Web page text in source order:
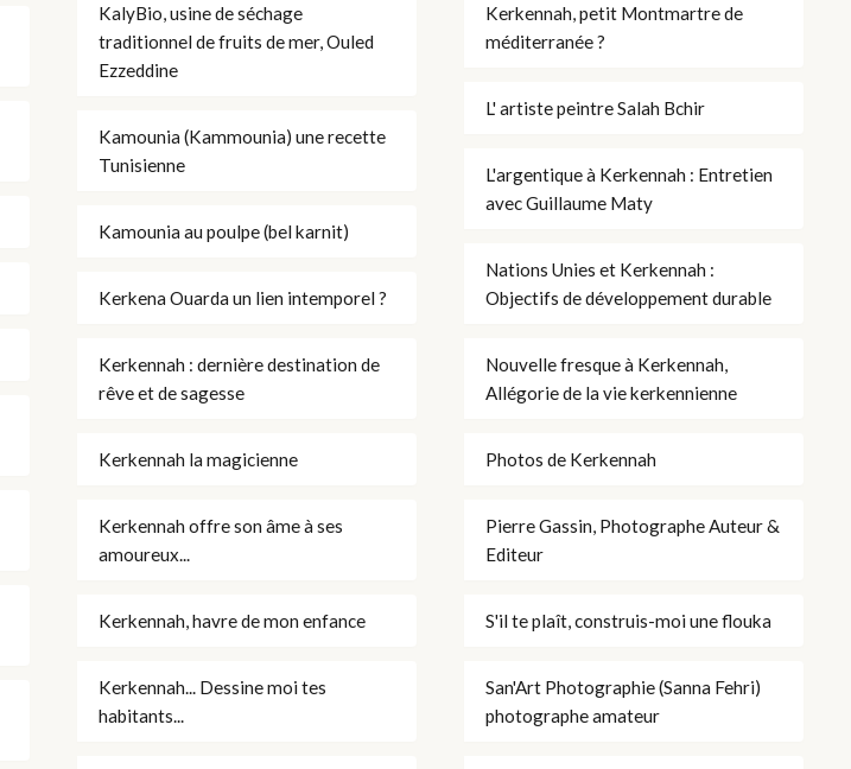
KalyBio, usine de séchage
traditionnel de fruits de mer, Ouled
Ezzeddine
Kamounia (Kammounia) une recette
Tunisienne
Kamounia au poulpe (bel karnit)
Kerkena Ouarda un lien intemporel ?
Kerkennah : dernière destination de
rêve et de sagesse
Kerkennah la magicienne
Kerkennah offre son âme à ses
amoureux...
Kerkennah, havre de mon enfance
Kerkennah... Dessine moi tes
habitants...
Kerkennah, petit Montmartre de
méditerranée ?
L' artiste peintre Salah Bchir
L'argentique à Kerkennah : Entretien
avec Guillaume Maty
Nations Unies et Kerkennah :
Objectifs de développement durable
Nouvelle fresque à Kerkennah,
Allégorie de la vie kerkennienne
Photos de Kerkennah
Pierre Gassin, Photographe Auteur &
Editeur
S'il te plaît, construis-moi une flouka
San'Art Photographie (Sanna Fehri)
photographe amateur